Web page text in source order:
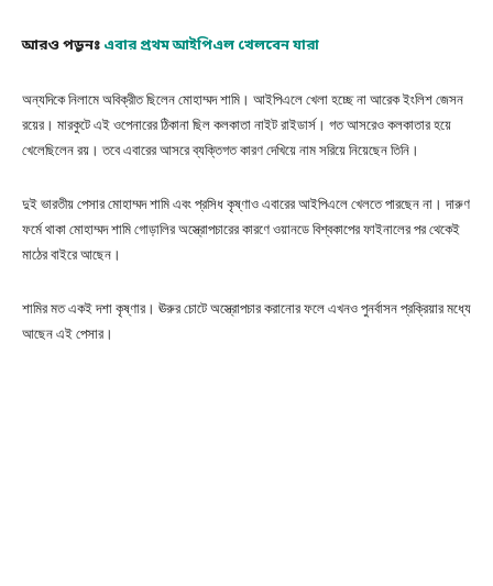
আরও পড়ুনঃ এবার প্রথম আইপিএল খেলবেন যারা
অন্যদিকে নিলামে অবিক্রীত ছিলেন মোহাম্মদ শামি। আইপিএলে খেলা হচ্ছে না আরেক ইংলিশ জেসন
রয়ের। মারকুটে এই ওপেনারের ঠিকানা ছিল কলকাতা নাইট রাইডার্স। গত আসরেও কলকাতার হয়ে
খেলেছিলেন রয়। তবে এবারের আসরে ব্যক্তিগত কারণ দেখিয়ে নাম সরিয়ে নিয়েছেন তিনি।
দুই ভারতীয় পেসার মোহাম্মদ শামি এবং প্রসিধ কৃষ্ণাও এবারের আইপিএলে খেলতে পারছেন না। দারুণ
ফর্মে থাকা মোহাম্মদ শামি গোড়ালির অস্ত্রোপচারের কারণে ওয়ানডে বিশ্বকাপের ফাইনালের পর থেকেই
মাঠের বাইরে আছেন।
শামির মত একই দশা কৃষ্ণার। ঊরুর চোটে অস্ত্রোপচার করানোর ফলে এখনও পুনর্বাসন প্রক্রিয়ার মধ্যে
আছেন এই পেসার।